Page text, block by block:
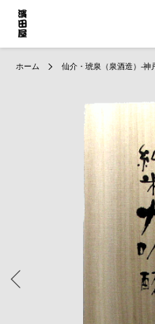
ホーム 仙介・琥泉（泉酒造）-神